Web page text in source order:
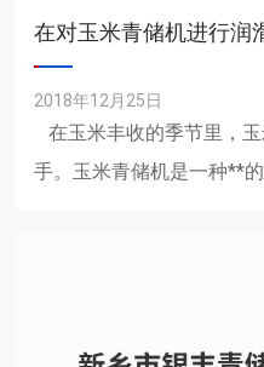
在对玉米青储机进行润
2018年12月25日
在玉米丰收的季节里，
手。玉米青储机是一种**